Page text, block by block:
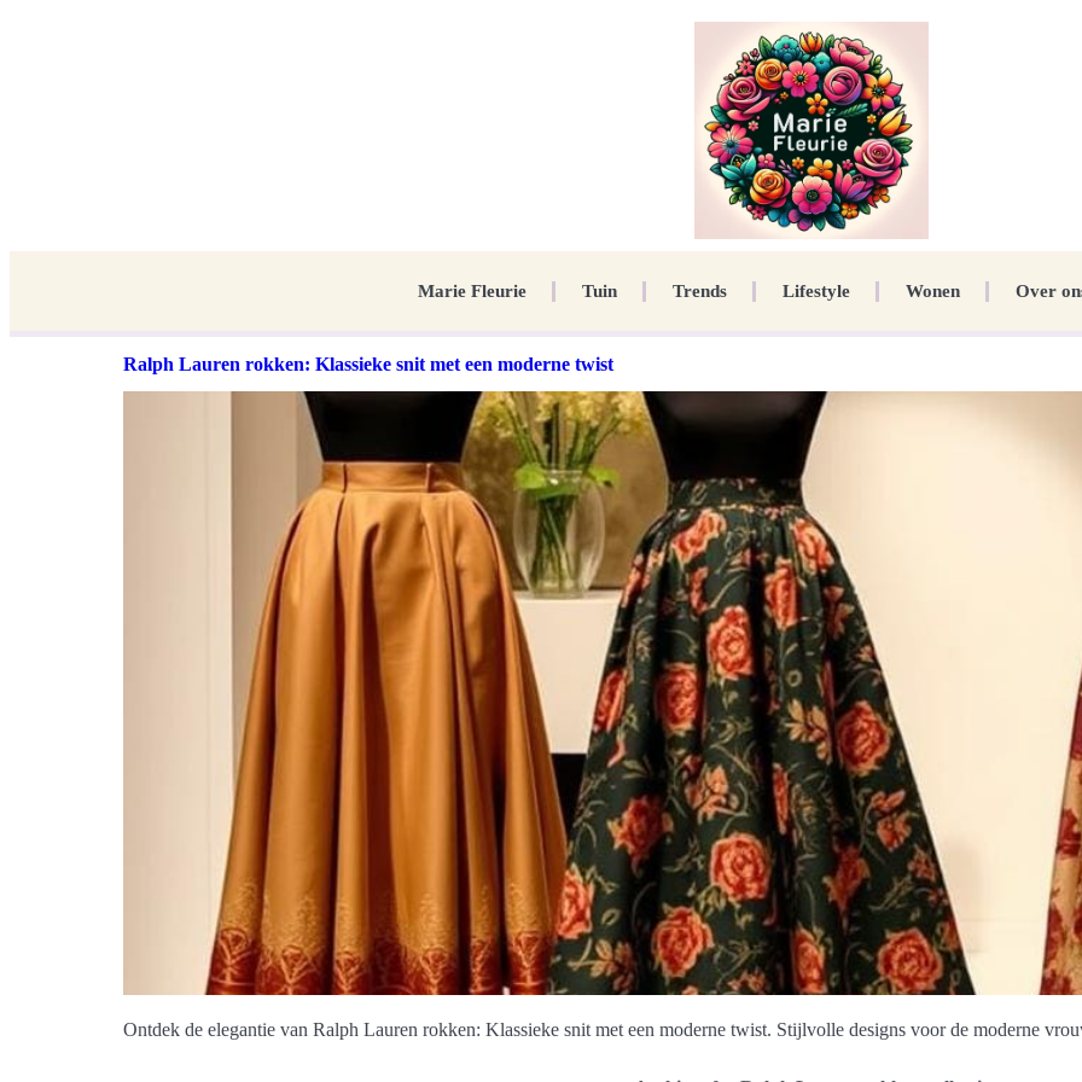
Marie Fleurie Tuin Trends Lifestyle Wonen Over
Ralph Lauren rokken: Klassieke snit met een moderne twist
Ontdek de elegantie van Ralph Lauren rokken: Klassieke snit met een moderne twist. Stijlvolle designs voor de moderne